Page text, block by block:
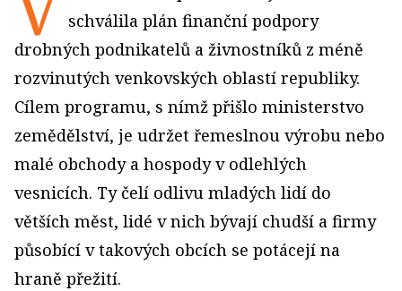
schválila plán finanční podpory
drobných podnikatelů a živnostníků z méně
rozvinutých venkovských oblastí republiky.
Cílem programu, s nímž přišlo ministerstvo
zemědělství, je udržet řemeslnou výrobu nebo
malé obchody a hospody v odlehlých
vesnicích. Ty čelí odlivu mladých lidí do
větších měst, lidé v nich bývají chudší a firmy
působící v takových obcích se potácejí na
hraně přežití.